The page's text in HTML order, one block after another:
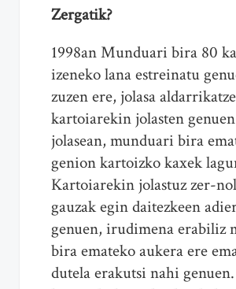
Zergatik?
1998an Munduari bira 80
izeneko lana estreinatu
zuzen ere, jolasa
kartoiarekin jolasten
jolasean, munduari bira
genion kartoizko kaxek
Kartoiarekin jolastuz zer-
gauzak egin daitezkeen
genuen, irudimena erabiliz
bira emateko aukera ere
dutela erakutsi nahi